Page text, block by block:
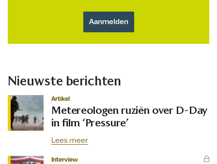
Nieuwste berichten
Artikel
Metereologen ruziën over D-Day
in film ‘Pressure’
Lees meer
Interview